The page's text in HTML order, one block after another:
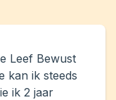
Leef Bewust
kan ik steeds
ik 2 jaar